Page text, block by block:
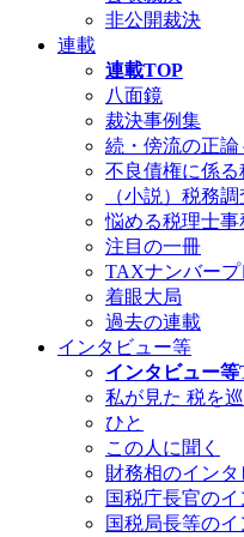
非公開裁決
連載
連載TOP
八面鏡
裁決事例集
続・傍流の正論
不良債権に係
（小説）税務
悩める税理士
注目の一冊
TAXナンバープ
着眼大局
過去の連載
インタビュー等
インタビュー等
私が見た 税を
ひと
この人に聞く
財務相のイン
国税庁長官の
国税局長等の